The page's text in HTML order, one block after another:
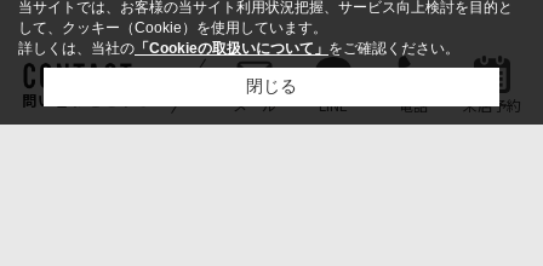
問い合わせをする メール LINE 電話 来店予約
当サイトでは、お客様の当サイト利用状況把握、サービス向上検討を目的と
して、クッキー（Cookie）を使用しています。
詳しくは、当社の 「Cookieの取扱いについて」 をご確認ください。
閉じる